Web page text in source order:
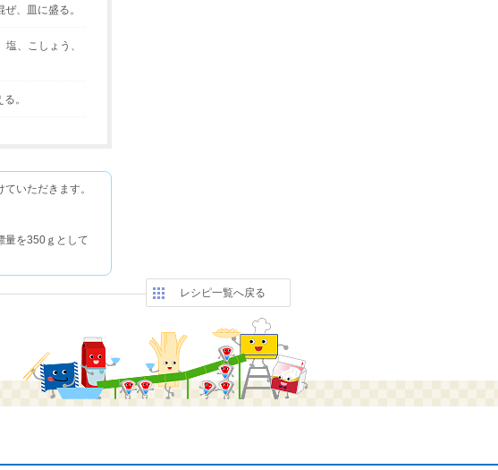
、皿に盛る。
、こしょう、
。
いただきます。
量を350ｇとして
レシピ一覧へ戻る